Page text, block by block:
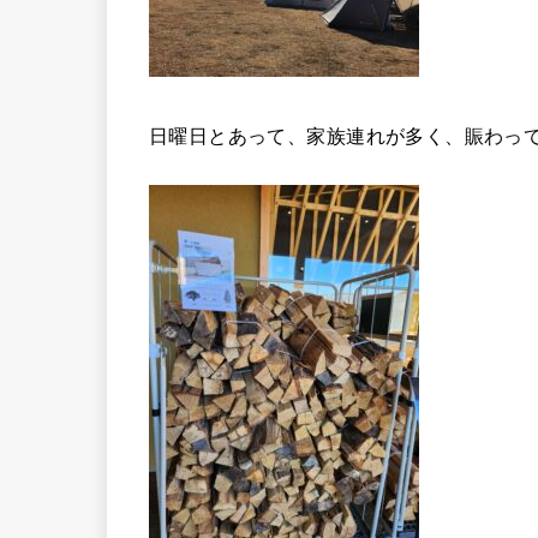
日曜日とあって、家族連れが多く、賑わっ